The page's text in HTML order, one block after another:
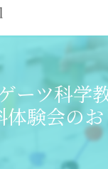
ーツ科
体験会の